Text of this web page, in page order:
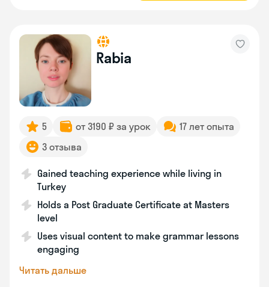
Rabia
5 от 3190 ₽ за урок
17 лет опыта
3 отзыва
Gained teaching experience while living in
Turkey
Holds a Post Graduate Certificate at Masters
level
Uses visual content to make grammar lessons
engaging
Читать дальше